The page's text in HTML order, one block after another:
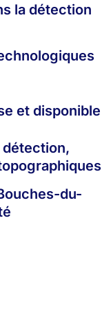
la détection
et disponible
détection,
du-